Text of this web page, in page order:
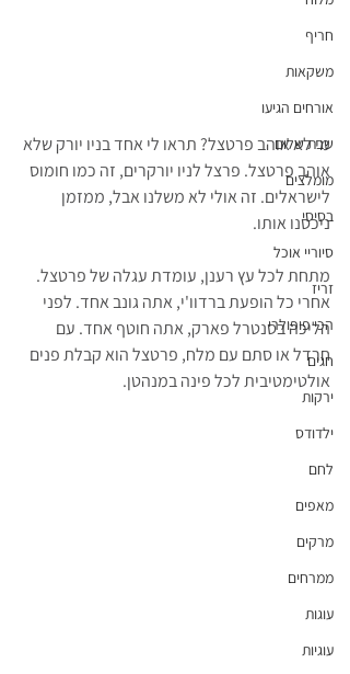
חריף
משקאות
אורחים הגיעו
שבת שלום
מומלצים
בסיסי
סיוריי אוכל
זריז
הכי פופולרי
חגים
ירקות
ילדודס
לחם
מאפים
מרקים
ממרחים
עוגות
עוגיות
מי לא אוהב פרטצל? תראו לי אחד בניו יורק שלא
אוהב פרטצל. פרצל לניו יורקרים, זה כמו חומוס
לישראלים. זה אולי לא משלנו אבל, ממזמן
ניכסנו אותו.
מתחת לכל עץ רענן, עומדת עגלה של פרטצל.
אחרי כל הופעת ברדוו'י, אתה גונב אחד. לפני
הליכה בסנטרל פארק, אתה חוטף אחד. עם
חרדל או סתם עם מלח, פרטצל הוא קבלת פנים
אולטימטיבית לכל פינה במנהטן.